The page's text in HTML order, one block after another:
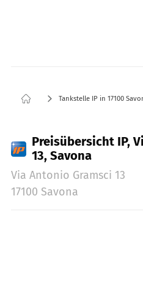
Tankstelle IP in 17100
Preisübersicht IP,
13, Savona
Via Antonio Gramsci 13
17100 Savona